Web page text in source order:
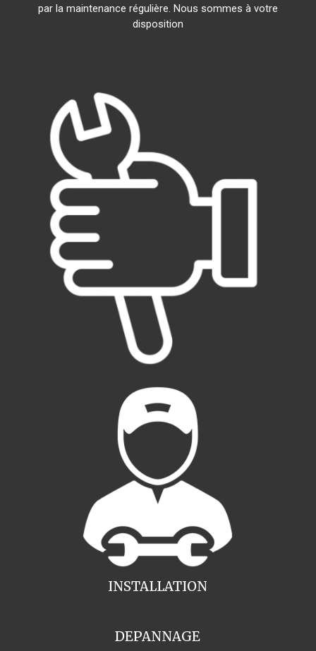
par la maintenance régulière. Nous sommes à votre
disposition
INSTALLATION
DEPANNAGE